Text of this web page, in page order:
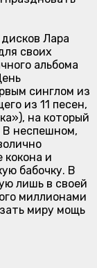
Лара
своих
альбома
синглом из
из 11 песен,
на который
В неспешном,
кокона и
бабочку. В
лишь в своей
миллионами
миру мощь